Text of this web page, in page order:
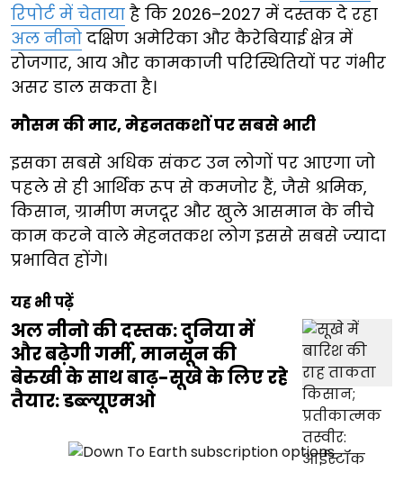
रिपोर्ट में चेताया है कि 2026–2027 में दस्तक दे रहा
अल नीनो दक्षिण अमेरिका और कैरेबियाई क्षेत्र में
रोजगार, आय और कामकाजी परिस्थितियों पर गंभीर
असर डाल सकता है।
मौसम की मार, मेहनतकशों पर सबसे भारी
इसका सबसे अधिक संकट उन लोगों पर आएगा जो
पहले से ही आर्थिक रूप से कमजोर हैं, जैसे श्रमिक,
किसान, ग्रामीण मजदूर और खुले आसमान के नीचे
काम करने वाले मेहनतकश लोग इससे सबसे ज्यादा
प्रभावित होंगे।
यह भी पढ़ें
अल नीनो की दस्तक: दुनिया में
और बढ़ेगी गर्मी, मानसून की
बेरुखी के साथ बाढ़-सूखे के लिए रहे
तैयार: डब्ल्यूएमओ